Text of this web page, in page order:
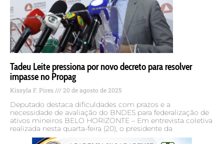
Tadeu Leite pressiona por novo decreto para resolver
impasse no Propag
Kissyla F. Pires 20 de agosto de 2025
Deputado destaca dificuldades com prazos e a
necessidade de avaliação do BNDES para federalização de
ativos mineiros BELO HORIZONTE – Em entrevista coletiva
realizada nesta quarta-feira (20), o presidente da